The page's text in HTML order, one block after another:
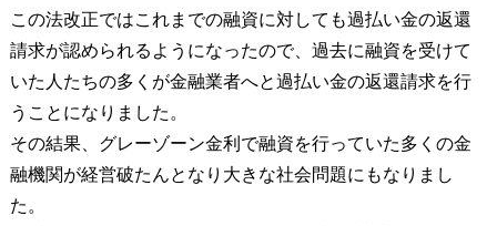
この法改正ではこれまでの融資に対しても過払い金の返還
請求が認められるようになったので、過去に融資を受けて
いた人たちの多くが金融業者へと過払い金の返還請求を行
うことになりました。
その結果、グレーゾーン金利で融資を行っていた多くの金
融機関が経営破たんとなり大きな社会問題にもなりまし
た。